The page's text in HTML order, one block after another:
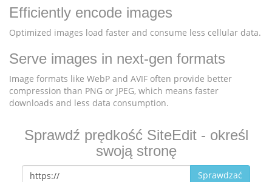
Efficiently encode images
Optimized images load faster and consume less cellular data.
Serve images in next-gen formats
Image formats like WebP and AVIF often provide better
compression than PNG or JPEG, which means faster
downloads and less data consumption.
Sprawdź prędkość SiteEdit - określ
swoją stronę
Sprawdzać